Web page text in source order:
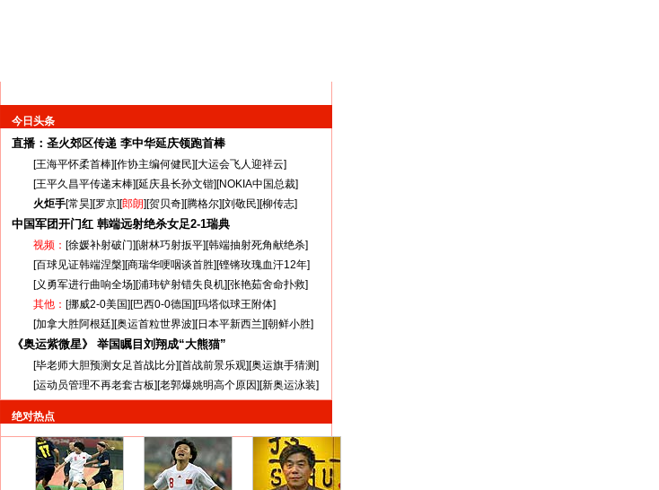
今日头条
直播：圣火郊区传递 李中华延庆领跑首棒
[王海平怀柔首棒][作协主编何健民][大运会飞人迎祥云]
[王平久昌平传递末棒][延庆县长孙文锴][NOKIA中国总裁]
火炬手[常昊][罗京][郎朗][贺贝奇][腾格尔][刘敬民][柳传志]
中国军团开门红 韩端远射绝杀女足2-1瑞典
视频： [徐媛补射破门][谢林巧射扳平][韩端抽射死角献绝杀]
[百球见证韩端涅槃][商瑞华哽咽谈首胜][铿锵玫瑰血汗12年]
[义勇军进行曲响全场][浦玮铲射错失良机][张艳茹舍命扑救]
其他： [挪威2-0美国][巴西0-0德国][玛塔似球王附体]
[加拿大胜阿根廷][奥运首粒世界波][日本平新西兰][朝鲜小胜]
《奥运紫微星》 举国瞩目刘翔成“大熊猫”
[毕老师大胆预测女足首战比分][首战前景乐观][奥运旗手猜测]
[运动员管理不再老套古板][老郭爆姚明高个原因][新奥运泳装]
绝对热点